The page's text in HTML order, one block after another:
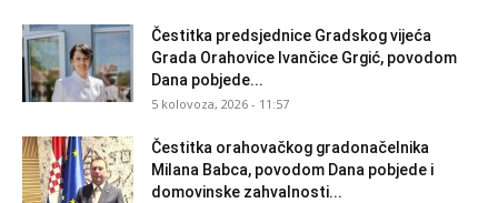
Čestitka predsjednice Gradskog vijeća
Grada Orahovice Ivančice Grgić, povodom
Dana pobjede...
5 kolovoza, 2026 - 11:57
Čestitka orahovačkog gradonačelnika
Milana Babca, povodom Dana pobjede i
domovinske zahvalnosti...